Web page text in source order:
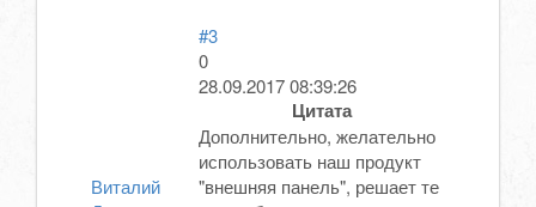
Виталий
#3
0
28.09.2017 08:39:26
Цитата
Дополнительно, желательно
использовать наш продукт
"внешняя панель", решает те